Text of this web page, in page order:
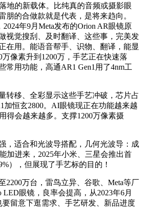
地的新载体。比纯真的音频或摄影眼
朋的合做款就是代表，是将来趋向。
年9月Meta发布的Orion AR眼镜原
视觉搜刮、及时翻译、这些事，完美发
在用。能语音帮手、识物、翻译，能显
像素升到1200万，手艺正在快速落
常用功能，高通AR1 Gen1用了4nm工
移、全彩显示这些手艺冲破，芯片占
加恒玄2800。AI眼镜现正在功能越来越
得会越来越多。支撑1200万像素摄
适合和光波导搭配，几何光波导：成
加进来，2025年小米、三星会推出首
），但展现了手艺标的目的！
万台，雷鸟立异、谷歌、Meta等厂
LED眼镜，良率会提高，从2023年6月
要留意下逛需求、手艺研发、新品进度